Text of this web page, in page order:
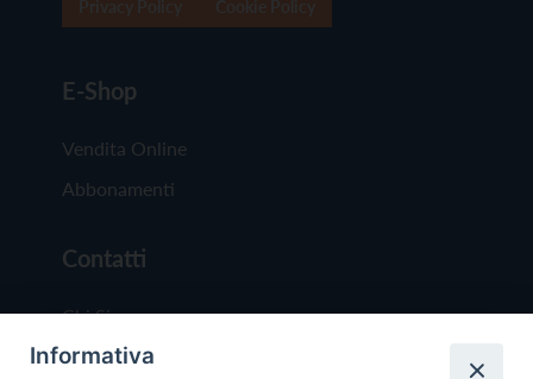
E-Shop
Vendita Online
Abbonamenti
Contatti
Chi Siamo
Redazione
Informativa